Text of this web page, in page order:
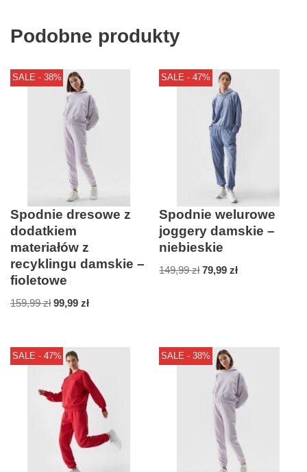
Podobne produkty
SALE - 38%
Spodnie dresowe z
dodatkiem
materiałów z
recyklingu damskie –
fioletowe
159,99zł 99,99 zł
SALE - 47%
Spodnie welurowe
joggery damskie –
niebieskie
149,99zł 79,99zł
SALE - 47% SALE - 38%